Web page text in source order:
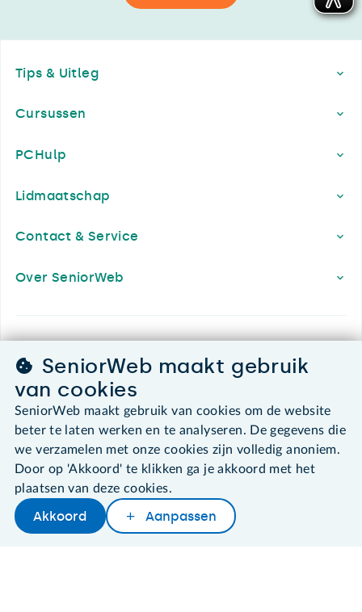
Tips & Uitleg
Cursussen
PCHulp
Lidmaatschap
Contact & Service
Over SeniorWeb
SeniorWeb.
De computerhulp voor u.
030 - 276 99 65
leden@seniorweb.nl
©2026 SeniorWeb
Algemene voorwaarden
SeniorWeb maakt gebruik
van cookies
SeniorWeb maakt gebruik van cookies om de website
beter te laten werken en te analyseren. De gegevens die
we verzamelen met onze cookies zijn volledig anoniem.
Door op 'Akkoord' te klikken ga je akkoord met het
plaatsen van deze cookies.
Akkoord Aanpassen